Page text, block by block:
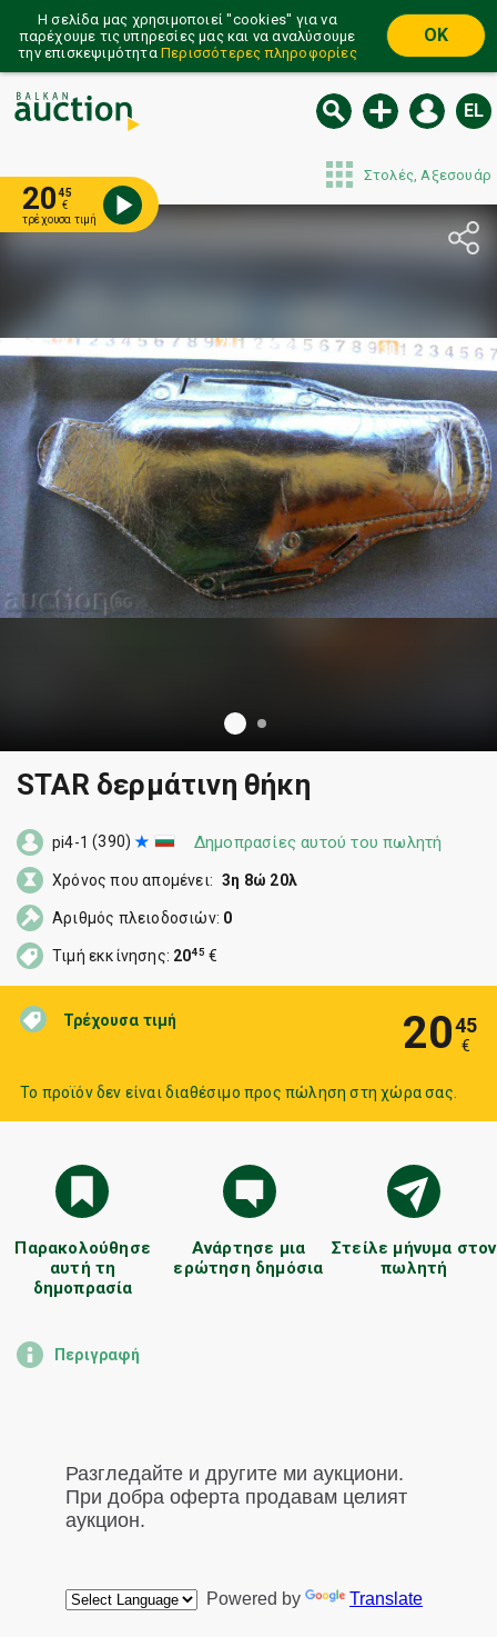
Η σελίδα μας χρησιμοποιεί ''cookies'' για να
παρέχουμε τις υπηρεσίες μας και να αναλύσουμε
την επισκεψιμότητα Περισσότερες πληροφορίες
OK
EL
Στολές, Αξεσουάρ
2045
€
τρέχουσα τιμή
STAR δερμάτινη θήκη
Τρέχουσα τιμή 2045
€
Το προϊόν δεν είναι διαθέσιμο προς πώληση στη χώρα σας.
Παρακολούθησε
αυτή τη
δημοπρασία
Ανάρτησε μια
ερώτηση δημόσια
Στείλε μήνυμα στον
πωλητή
pi4-1 (390) Δημοπρασίες αυτού του πωλητή
Χρόνος που απομένει: 3η 8ώ 20λ
Αριθμός πλειοδοσιών: 0
Τιμή εκκίνησης: 2045 €
Περιγραφή